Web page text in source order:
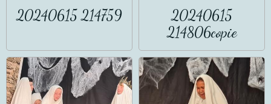
20240615 214759
20240615
214806copie